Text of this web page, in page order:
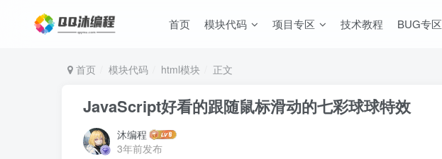
首页 模块代码 项目专区 技术教程 BUG专区
首页 模块代码 html模块 正文
JavaScript好看的跟随鼠标滑动的七彩球球特效
沐编程
3年前发布